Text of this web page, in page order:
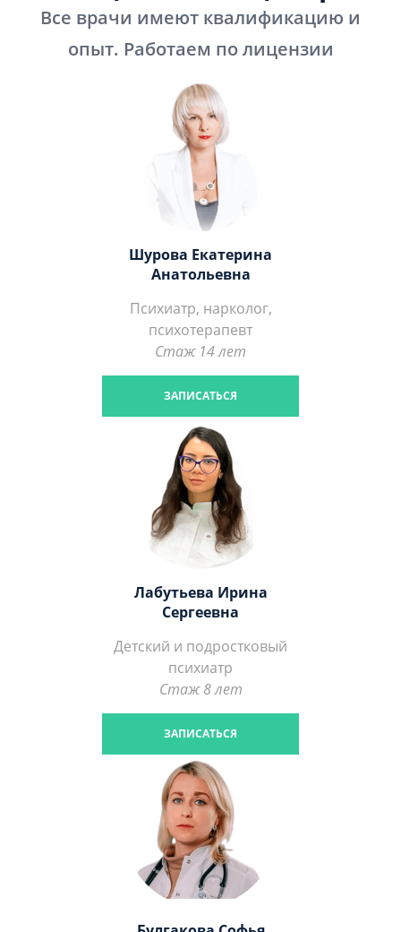
Все врачи имеют квалификацию и
опыт. Работаем по лицензии
Шурова Екатерина
Анатольевна
Психиатр, нарколог,
психотерапевт
Стаж 14 лет
ЗАПИСАТЬСЯ
Лабутьева Ирина
Сергеевна
Детский и подростковый
психиатр
Стаж 8 лет
ЗАПИСАТЬСЯ